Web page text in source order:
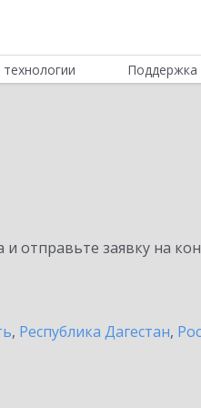
Поддержка
отправьте заявку на
, Республика Дагестан,